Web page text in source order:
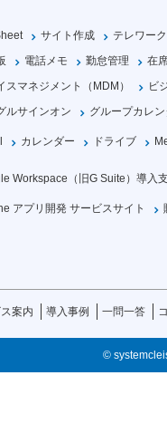
サイト作成
テレワーク
電話メモ 勤怠管理
在
スマネジメント（MDM）
ビ
ルサインオン
グループカレ
カレンダー ドライブ
Workspace（旧G Suite）導入
アプリ開発 サービスサイト
案内 導入事例 一問一答
©